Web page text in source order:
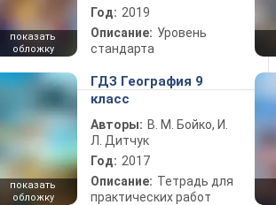
показать
обложку
Год: 2019
Описание: Уровень
стандарта
показать
обложку
ГДЗ География 9
класс
Авторы: В. М. Бойко, И.
Л. Дитчук
Год: 2017
Описание: Тетрадь для
практических работ